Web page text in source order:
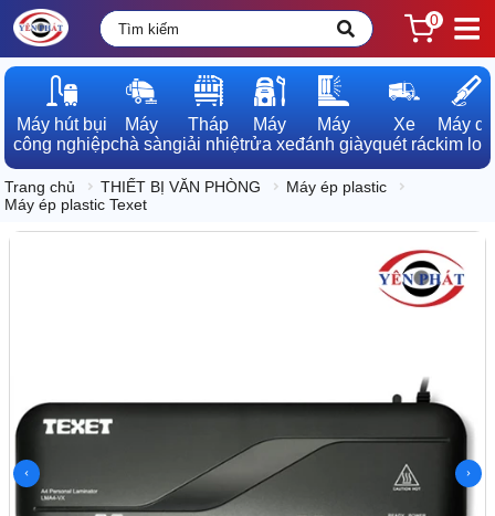
0
Máy hút bụi
công nghiệp
Máy
chà sàn
Tháp
giải nhiệt
Máy
rửa xe
Máy
đánh giày
Xe
quét rác
Máy dò
kim loại
Trang chủ THIẾT BỊ VĂN PHÒNG
Máy ép plastic
Máy ép plastic Texet